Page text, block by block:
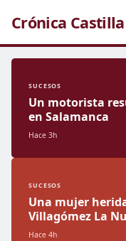
Crónica
SUCESOS
Un motorista
en Salamanca
Hace 3h
SUCESOS
Una mujer
Villagómez La
Hace 4h